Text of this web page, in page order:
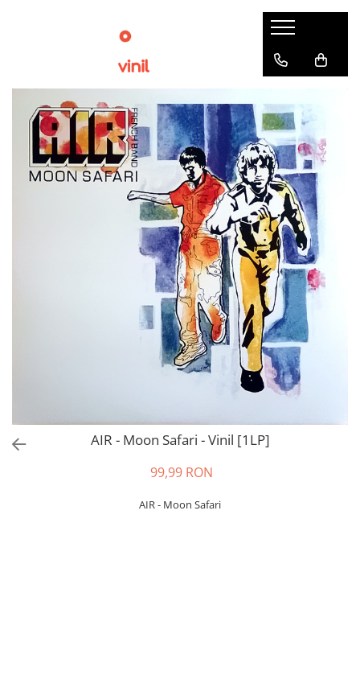
AIR - Moon Safari - Vinil [1LP]
99,99 RON
AIR - Moon Safari